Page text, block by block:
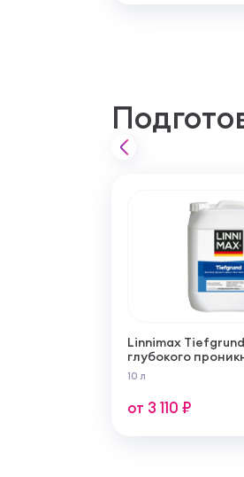
Linnimax
глубокого
внутренних и
10 л
от 3 110 ₽